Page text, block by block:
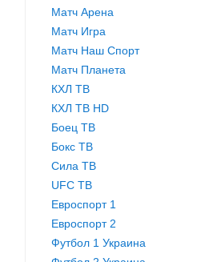
Матч Арена
Матч Игра
Матч Наш Спорт
Матч Планета
КХЛ ТВ
КХЛ ТВ HD
Боец ТВ
Бокс ТВ
Сила ТВ
UFC TB
Евроспорт 1
Евроспорт 2
Футбол 1 Украина